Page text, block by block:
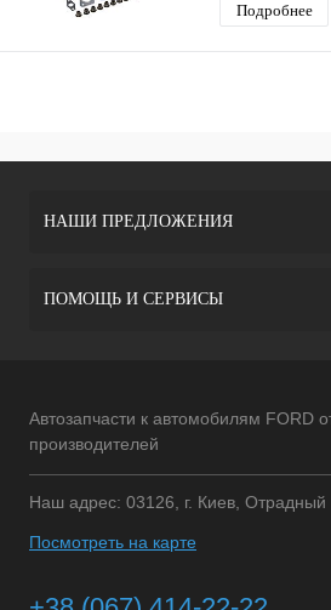
Подробнее
НАШИ ПРЕДЛОЖЕНИЯ
ПОМОЩЬ И СЕРВИСЫ
Автозапчасти к автомобилям FORD
производителей
Наш адрес: 03126, г. Киев, Отрадный
Посмотреть на карте